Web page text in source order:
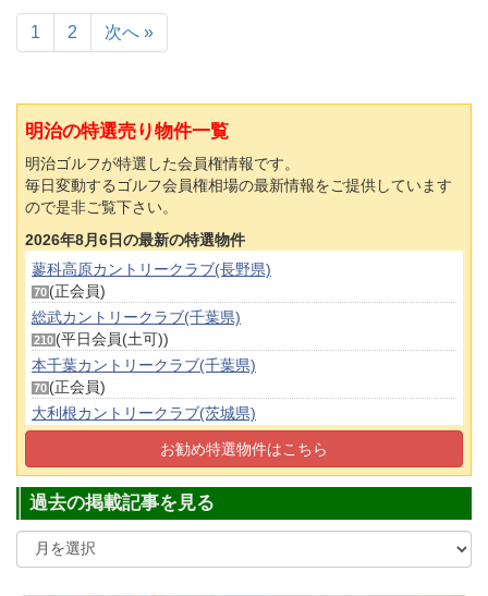
1 2 次へ »
明治の特選売り物件一覧
明治ゴルフが特選した会員権情報です。
毎日変動するゴルフ会員権相場の最新情報をご提供しています
ので是非ご覧下さい。
2026年8月6日の最新の特選物件
蓼科高原カントリークラブ(長野県)
70 (正会員)
総武カントリークラブ(千葉県)
210 (平日会員(土可))
本千葉カントリークラブ(千葉県)
70 (正会員)
大利根カントリークラブ(茨城県)
(正会員)
大洗ゴルフ倶楽部(茨城県)
お勧め特選物件はこちら
過去の掲載記事を見る